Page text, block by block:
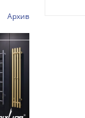
Архив